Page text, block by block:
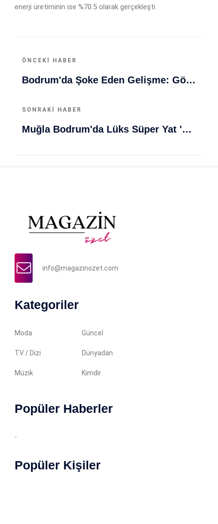
enerji üretiminin ise %70.5 olarak gerçekleşti.
ÖNCEKI HABER
Bodrum'da Şoke Eden Gelişme: Gözaltına Alınan 5 Şüpheli Soruşturma Kapsamında Adliyeye Sevk Ediliyor
SONRAKI HABER
Muğla Bodrum'da Lüks Süper Yat 'Golden Odyssey' Demirledi
info@magazinozet.com
Kategoriler
Moda Güncel
TV / Dizi Dünyadan
Müzik Kimdir
Popüler Haberler
-
Popüler Kişiler